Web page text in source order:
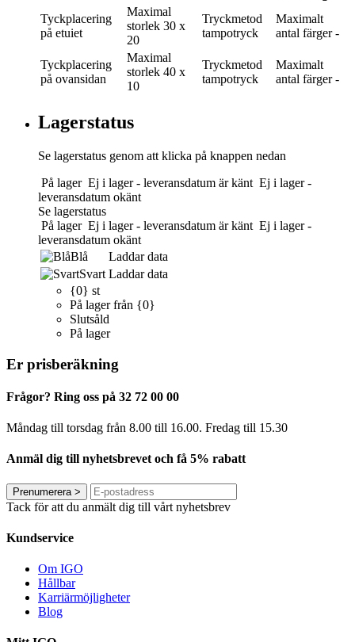
Tyckplacering
på etuiet
Maximal
storlek 30 x
20
Tryckmetod
tampotryck
Maximalt
antal färger -
Tyckplacering
på ovansidan
Maximal
storlek 40 x
10
Tryckmetod
tampotryck
Maximalt
antal färger -
Lagerstatus
Se lagerstatus genom att klicka på knappen nedan
På lager Ej i lager - leveransdatum är känt Ej i lager -
leveransdatum okänt
Se lagerstatus
På lager Ej i lager - leveransdatum är känt Ej i lager -
leveransdatum okänt
Blå
Laddar data
Svart Laddar data
{0} st
På lager från {0}
Slutsåld
På lager
Er prisberäkning
Frågor? Ring oss på 32 72 00 00
Måndag till torsdag från 8.00 till 16.00. Fredag ​​till 15.30
Anmäl dig till nyhetsbrevet och få 5% rabatt
Prenumerera >
Tack för att du anmält dig till vårt nyhetsbrev
Kundservice
Om IGO
Hållbar
Karriärmöjligheter
Blog